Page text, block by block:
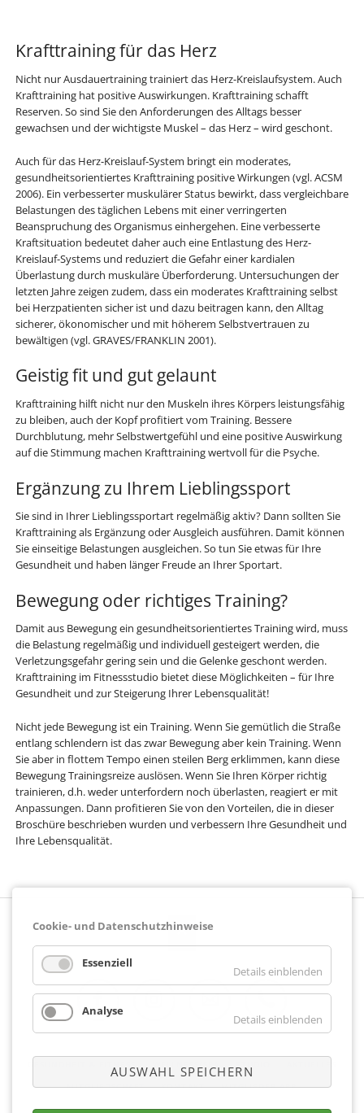
Krafttraining für das Herz
Nicht nur Ausdauertraining trainiert das Herz-Kreislaufsystem. Auch
Krafttraining hat positive Auswirkungen. Krafttraining schafft
Reserven. So sind Sie den Anforderungen des Alltags besser
gewachsen und der wichtigste Muskel – das Herz – wird geschont.
Auch für das Herz-Kreislauf-System bringt ein moderates,
gesundheitsorientiertes Krafttraining positive Wirkungen (vgl. ACSM
2006). Ein verbesserter muskulärer Status bewirkt, dass vergleichbare
Belastungen des täglichen Lebens mit einer verringerten
Beanspruchung des Organismus einhergehen. Eine verbesserte
Kraftsituation bedeutet daher auch eine Entlastung des Herz-
Kreislauf-Systems und reduziert die Gefahr einer kardialen
Überlastung durch muskuläre Überforderung. Untersuchungen der
letzten Jahre zeigen zudem, dass ein moderates Krafttraining selbst
bei Herzpatienten sicher ist und dazu beitragen kann, den Alltag
sicherer, ökonomischer und mit höherem Selbstvertrauen zu
bewältigen (vgl. GRAVES/FRANKLIN 2001).
Geistig fit und gut gelaunt
Krafttraining hilft nicht nur den Muskeln ihres Körpers leistungsfähig
zu bleiben, auch der Kopf profitiert vom Training. Bessere
Durchblutung, mehr Selbstwertgefühl und eine positive Auswirkung
auf die Stimmung machen Krafttraining wertvoll für die Psyche.
Ergänzung zu Ihrem Lieblingssport
Sie sind in Ihrer Lieblingssportart regelmäßig aktiv? Dann sollten Sie
Krafttraining als Ergänzung oder Ausgleich ausführen. Damit können
Sie einseitige Belastungen ausgleichen. So tun Sie etwas für Ihre
Gesundheit und haben länger Freude an Ihrer Sportart.
Bewegung oder richtiges Training?
Damit aus Bewegung ein gesundheitsorientiertes Training wird, muss
die Belastung regelmäßig und individuell gesteigert werden, die
Verletzungsgefahr gering sein und die Gelenke geschont werden.
Krafttraining im Fitnessstudio bietet diese Möglichkeiten – für Ihre
Gesundheit und zur Steigerung Ihrer Lebensqualität!
Nicht jede Bewegung ist ein Training. Wenn Sie gemütlich die Straße
entlang schlendern ist das zwar Bewegung aber kein Training. Wenn
Sie aber in flottem Tempo einen steilen Berg erklimmen, kann diese
Bewegung Trainingsreize auslösen. Wenn Sie Ihren Körper richtig
trainieren, d.h. weder unterfordern noch überlasten, reagiert er mit
Anpassungen. Dann profitieren Sie von den Vorteilen, die in dieser
Broschüre beschrieben wurden und verbessern Ihre Gesundheit und
Ihre Lebensqualität.
Telefon
NAVIGATION
MITGLIEDSCHAFT
KONTAKT MITGLIEDER APP
Cookie- und Datenschutzhinweise
Essenziell
Details einblenden
Analyse
Details einblenden
AUSWAHL SPEICHERN